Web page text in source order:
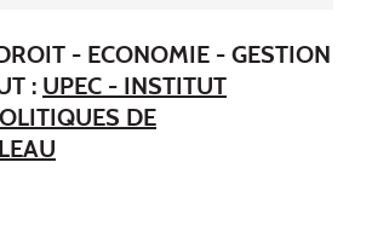
- ECONOMIE - GESTION
: UPEC - INSTITUT
DE